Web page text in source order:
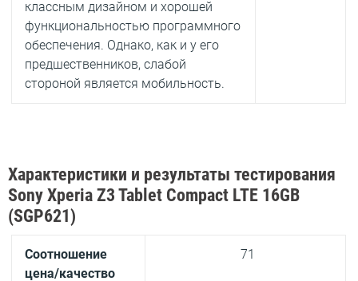
классным дизайном и хорошей
функциональностью программного
обеспечения. Однако, как и у его
предшественников, слабой
стороной является мобильность.
Характеристики и результаты тестирования
Sony Xperia Z3 Tablet Compact LTE 16GB
(SGP621)
Соотношение
цена/качество
71